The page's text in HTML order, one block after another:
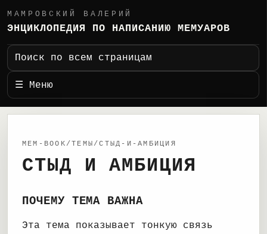
МАМРОВСКИЙ ВАЛЕРИЙ
ЭНЦИКЛОПЕДИЯ ПО НАПИСАНИЮ МЕМУАРОВ
Поиск по всем страницам
☰ Меню
MEM-BOOK/ТЕМЫ/СТЫД-И-АМБИЦИЯ
СТЫД И АМБИЦИЯ
ПОЧЕМУ ТЕМА ВАЖНА
Эта тема показывает тонкую связь